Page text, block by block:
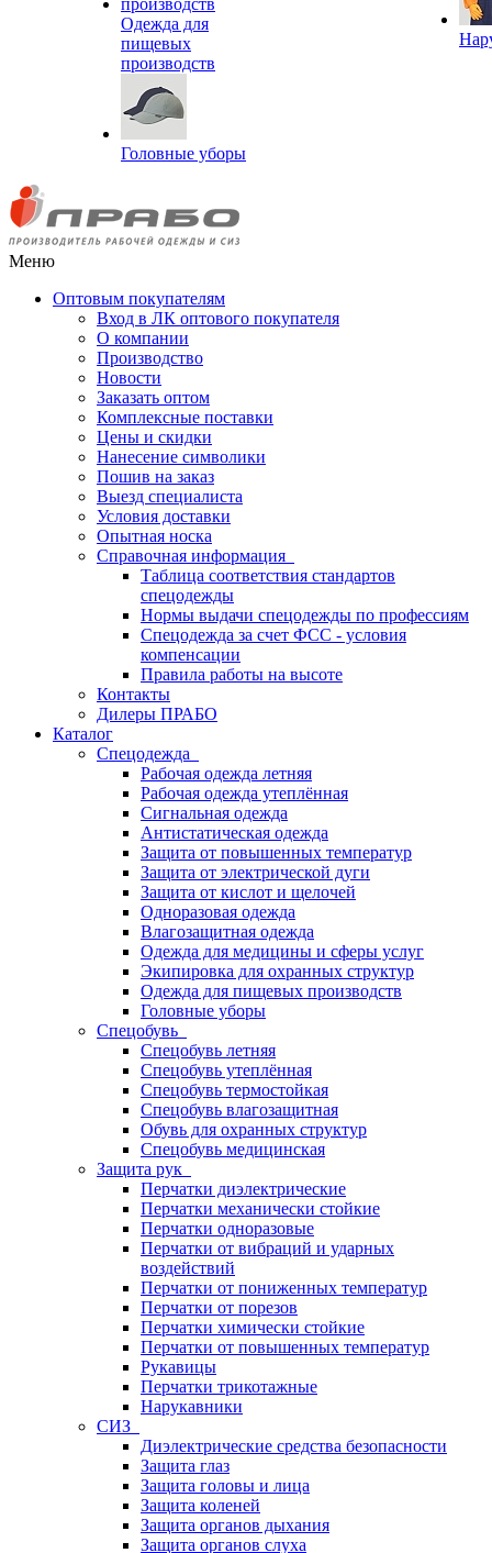
Одежда для
пищевых
производств
Головные уборы
Меню
Оптовым покупателям
Вход в ЛК оптового покупателя
О компании
Производство
Новости
Заказать оптом
Комплексные поставки
Цены и скидки
Нанесение символики
Пошив на заказ
Выезд специалиста
Условия доставки
Опытная носка
Справочная информация
Таблица соответствия стандартов
спецодежды
Нормы выдачи спецодежды по профессиям
Спецодежда за счет ФСС - условия
компенсации
Правила работы на высоте
Контакты
Дилеры ПРАБО
Каталог
Спецодежда
Рабочая одежда летняя
Рабочая одежда утеплённая
Сигнальная одежда
Антистатическая одежда
Защита от повышенных температур
Защита от электрической дуги
Защита от кислот и щелочей
Одноразовая одежда
Влагозащитная одежда
Одежда для медицины и сферы услуг
Экипировка для охранных структур
Одежда для пищевых производств
Головные уборы
Спецобувь
Спецобувь летняя
Спецобувь утеплённая
Спецобувь термостойкая
Спецобувь влагозащитная
Обувь для охранных структур
Спецобувь медицинская
Защита рук
Перчатки диэлектрические
Перчатки механически стойкие
Перчатки одноразовые
Перчатки от вибраций и ударных
воздействий
Перчатки от пониженных температур
Перчатки от порезов
Перчатки химически стойкие
Перчатки от повышенных температур
Рукавицы
Перчатки трикотажные
Нарукавники
СИЗ
Диэлектрические средства безопасности
Защита глаз
Защита головы и лица
Защита коленей
Защита органов дыхания
Защита органов слуха